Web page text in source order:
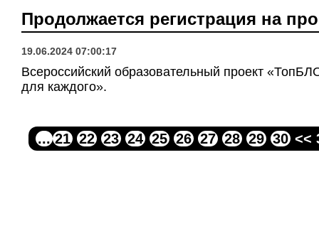
Продолжается регистрация на
19.06.2024 07:00:17
​​​​​​​Всероссийский образовательный проект
для каждого».
... 21 22 23 24 25 26 27 28 29 30 <<